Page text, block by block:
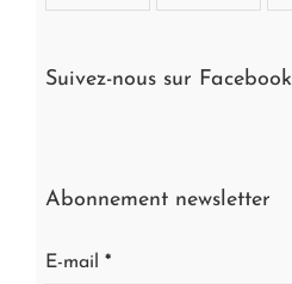
Suivez-nous sur Facebook
Abonnement newsletter
E-mail *